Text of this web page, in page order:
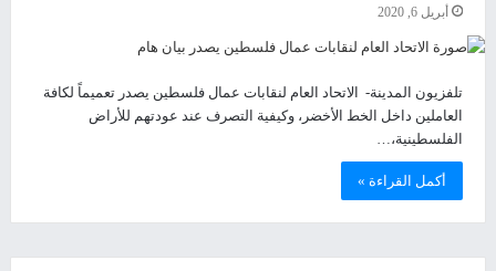
أبريل 6, 2020
تلفزيون المدينة- الاتحاد العام لنقابات عمال فلسطين يصدر تعميماً لكافة
العاملين داخل الخط الأخضر، وكيفية التصرف عند عودتهم للأراض
الفلسطينية،…
أكمل القراءة »